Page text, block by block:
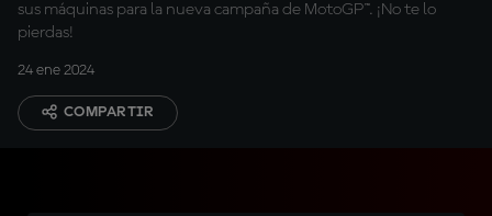
sus máquinas para la nueva campaña de MotoGP™. ¡No te lo
pierdas!
24 ene 2024
COMPARTIR